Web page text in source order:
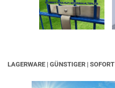
LAGERWARE | GÜNSTIGER | SOFORT